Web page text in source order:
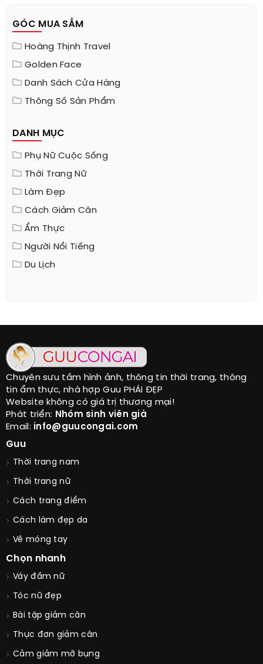
GÓC MUA SẮM
Hoàng Thịnh Travel
Golden Face
Danh Sách Cửa Hàng
Thông Số Sản Phẩm
DANH MỤC
Phụ Nữ Cuộc Sống
Thời Trang Nữ
Làm Đẹp
Cách Giảm Cân
Ẩm Thực
Người Nổi Tiếng
Du Lịch
Chuyên sưu tầm hình ảnh, thông tin thời trang, thông
tin ẩm thực, nhà hợp Guu PHÁI ĐẸP
Website không có giá trị thương mại!
Phát triển: Nhóm sinh viên già
Email: info@guucongai.com
Guu
Thời trang nam
Thời trang nữ
Cách trang điểm
Cách làm đẹp da
Vẽ móng tay
Chọn nhanh
Váy đầm nữ
Tóc nữ đẹp
Bài tập giảm cân
Thực đơn giảm cân
Cảm giảm mỡ bụng